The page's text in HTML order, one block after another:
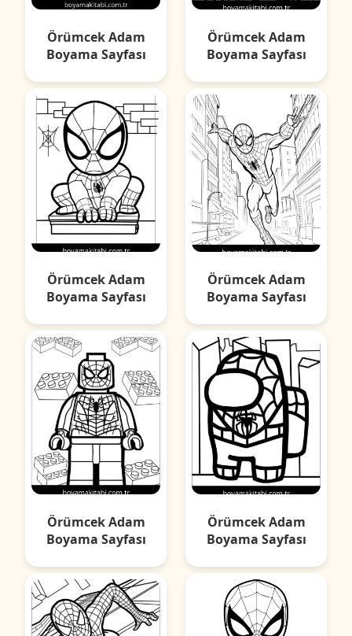
Örümcek Adam
Boyama Sayfası
Örümcek Adam
Boyama Sayfası
Örümcek Adam
Boyama Sayfası
Örümcek Adam
Boyama Sayfası
Örümcek Adam
Boyama Sayfası
Örümcek Adam
Boyama Sayfası